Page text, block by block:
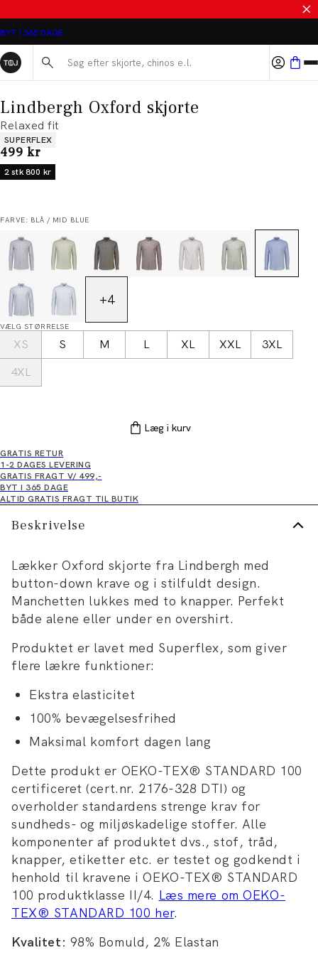
BYT I 365 DAGE
Søg her...
Lindbergh Oxford skjorte
Relaxed fit
Produkt egenskaber
SUPERFLEX
I alt (inkl. rabat)
499 kr
2 stk 800 kr
FARVE: BLÅ / MID BLUE
+4
VÆLG STØRRELSE
XS S M L XL XXL
3XL
4XL
Læg i kurv
GRATIS RETUR
1-2 DAGES LEVERING
GRATIS FRAGT V/ 499,-
BYT I 365 DAGE
ALTID GRATIS FRAGT TIL BUTIK
Beskrivelse
Lækker Oxford skjorte fra Lindbergh med
button-down krave og i stilfuldt design.
Manchetten lukkes med to knapper. Perfekt
både alene eller under en overshirt.
Produktet er lavet med Superflex, som giver
flere lækre funktioner:
Ekstra elasticitet
100% bevægelsesfrihed
Maksimal komfort dagen lang
Dette produkt er OEKO-TEX® STANDARD 100
certificeret (cert.nr. 2176-328 DTI) og
overholder standardens strenge krav for
sundheds- og miljøskadelige stoffer. Alle
komponenter af produktet dvs., stof, tråd,
knapper, etiketter etc. er testet og godkendt i
henhold til kravene i OEKO-TEX® STANDARD
100 produktklasse II/4. Læs mere om OEKO-
TEX® STANDARD 100 her.
Kvalitet: 98% Bomuld, 2% Elastan